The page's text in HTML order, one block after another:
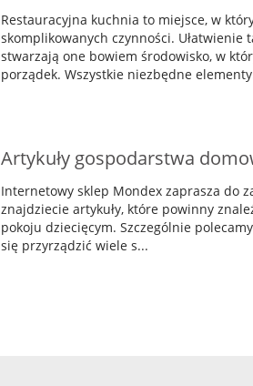
Restauracyjna kuchnia to miejsce, w
skomplikowanych czynności.
stwarzają one bowiem środowisko, w
porządek. Wszystkie niezbędne
Artykuły gospodarstwa
Internetowy sklep Mondex zaprasza do
znajdziecie artykuły, które powinny
pokoju dziecięcym. Szczególnie
się przyrządzić wiele s...